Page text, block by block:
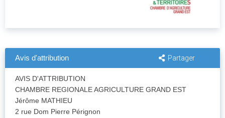
Avis d'attribution Partager
AVIS D'ATTRIBUTION
CHAMBRE REGIONALE AGRICULTURE GRAND EST
Jérôme MATHIEU
2 rue Dom Pierre Pérignon